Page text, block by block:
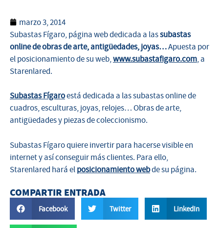
marzo 3, 2014
Subastas Fígaro, página web dedicada a lassubastas
online de obras de arte, antigüedades, joyas…Apuesta por
el posicionamiento de su web,www.subastafigaro.com, a
Starenlared.
Subastas Fígaroestá dedicada a las subastas online de
cuadros, esculturas, joyas, relojes… Obras de arte,
antigüedades y piezas de coleccionismo.
Subastas Fígaro quiere invertir para hacerse visible en
internet y así conseguir más clientes. Para ello,
Starenlared hará elposicionamiento webde su página.
COMPARTIR ENTRADA
Facebook Twitter LinkedIn